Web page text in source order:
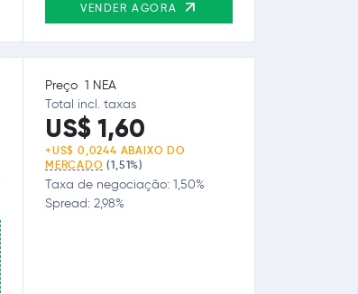
VENDER AGORA
Preço 1 NEA
Total incl. taxas
US$ 1,60
+US$ 0,0244 ABAIXO DO
MERCADO (1,51%)
Taxa de negociação: 1,50%
Spread: 2,98%